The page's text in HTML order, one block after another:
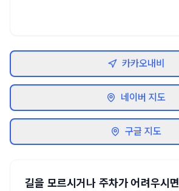
카카오내비
네이버 지도
구글 지도
길을 모르시거나 주차가 어려우시면